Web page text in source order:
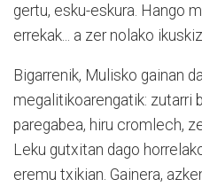
gertu, esku-eskura. Hango
errekak... a zer nolako
Bigarrenik, Mulisko gainan
megalitikoarengatik: zutarri
paregabea, hiru cromlech,
Leku gutxitan dago
eremu txikian. Gainera,